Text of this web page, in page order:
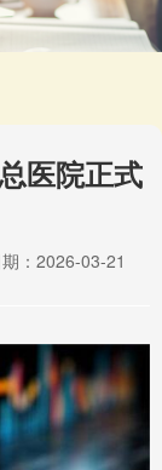
医院正式
期：2026-03-21